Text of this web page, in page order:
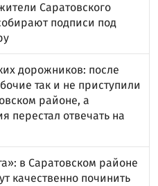
Саратовского
подписи под
дорожников: после
так и не приступили
районе, а
перестал отвечать на
в Саратовском районе
качественно починить